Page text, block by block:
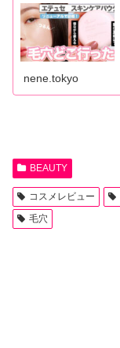
nene.tokyo
BEAUTY
コスメレビュー
毛穴